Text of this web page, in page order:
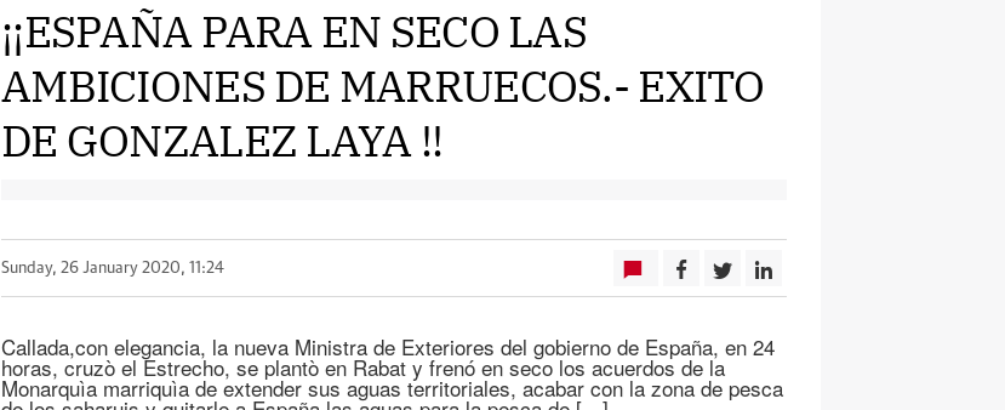
¡¡ESPAÑA PARA EN SECO LAS
AMBICIONES DE MARRUECOS.- EXITO
DE GONZALEZ LAYA !!
Sunday, 26 January 2020, 11:24
Callada,con elegancia, la nueva Ministra de Exteriores del gobierno de España, en 24
horas, cruzò el Estrecho, se plantò en Rabat y frenó en seco los acuerdos de la
Monarquìa marriquìa de extender sus aguas territoriales, acabar con la zona de pesca